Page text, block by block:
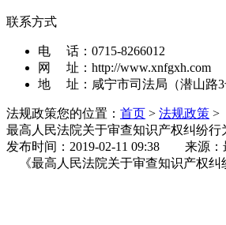
联系方式
电 话： 0715-8266012
网 址： http://www.xnfgxh.com
地 址： 咸宁市司法局（潜山路3
法规政策您的位置： 首页 > 法规政策 >
最高人民法院关于审查知识产权纠纷
发布时间：2019-02-11 09:38 来源：
《最高人民法院关于审查知识产权